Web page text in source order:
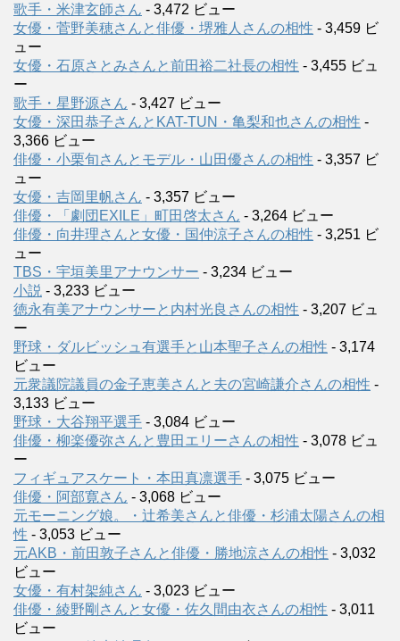
歌手・米津玄師さん - 3,472 ビュー
女優・菅野美穂さんと俳優・堺雅人さんの相性 - 3,459 ビ
ュー
女優・石原さとみさんと前田裕二社長の相性 - 3,455 ビュ
ー
歌手・星野源さん - 3,427 ビュー
女優・深田恭子さんとKAT-TUN・亀梨和也さんの相性 -
3,366 ビュー
俳優・小栗旬さんとモデル・山田優さんの相性 - 3,357 ビ
ュー
女優・吉岡里帆さん - 3,357 ビュー
俳優・「劇団EXILE」町田啓太さん - 3,264 ビュー
俳優・向井理さんと女優・国仲涼子さんの相性 - 3,251 ビ
ュー
TBS・宇垣美里アナウンサー - 3,234 ビュー
小説 - 3,233 ビュー
徳永有美アナウンサーと内村光良さんの相性 - 3,207 ビュ
ー
野球・ダルビッシュ有選手と山本聖子さんの相性 - 3,174
ビュー
元衆議院議員の金子恵美さんと夫の宮崎謙介さんの相性 -
3,133 ビュー
野球・大谷翔平選手 - 3,084 ビュー
俳優・柳楽優弥さんと豊田エリーさんの相性 - 3,078 ビュ
ー
フィギュアスケート・本田真凛選手 - 3,075 ビュー
俳優・阿部寛さん - 3,068 ビュー
元モーニング娘。・辻希美さんと俳優・杉浦太陽さんの相
性 - 3,053 ビュー
元AKB・前田敦子さんと俳優・勝地涼さんの相性 - 3,032
ビュー
女優・有村架純さん - 3,023 ビュー
俳優・綾野剛さんと女優・佐久間由衣さんの相性 - 3,011
ビュー